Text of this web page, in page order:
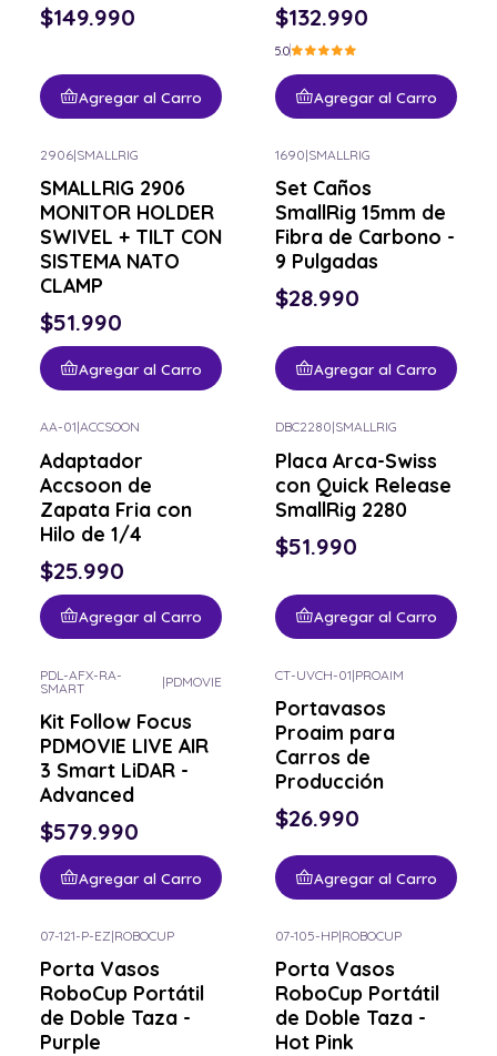
$149.990
Agregar al Carro
$132.990
5.0
Agregar al Carro
2906|SMALLRIG
SMALLRIG 2906
MONITOR HOLDER
SWIVEL + TILT CON
SISTEMA NATO
CLAMP
$51.990
Agregar al Carro
1690|SMALLRIG
Set Caños
SmallRig 15mm de
Fibra de Carbono -
9 Pulgadas
$28.990
Agregar al Carro
AA-01|ACCSOON
Adaptador
Accsoon de
Zapata Fria con
Hilo de 1/4
$25.990
Agregar al Carro
DBC2280|SMALLRIG
Placa Arca-Swiss
con Quick Release
SmallRig 2280
$51.990
Agregar al Carro
PDL-AFX-RA-
SMART
|PDMOVIE
Kit Follow Focus
PDMOVIE LIVE AIR
3 Smart LiDAR -
Advanced
$579.990
Agregar al Carro
CT-UVCH-01|PROAIM
Portavasos
Proaim para
Carros de
Producción
$26.990
Agregar al Carro
07-121-P-EZ|ROBOCUP
Porta Vasos
RoboCup Portátil
de Doble Taza -
Purple
07-105-HP|ROBOCUP
Porta Vasos
RoboCup Portátil
de Doble Taza -
Hot Pink